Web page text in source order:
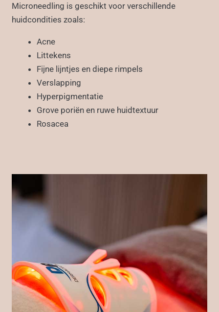
Microneedling is geschikt voor verschillende
huidcondities zoals:
Acne
Littekens
Fijne lijntjes en diepe rimpels
Verslapping
Hyperpigmentatie
Grove poriën en ruwe huidtextuur
Rosacea